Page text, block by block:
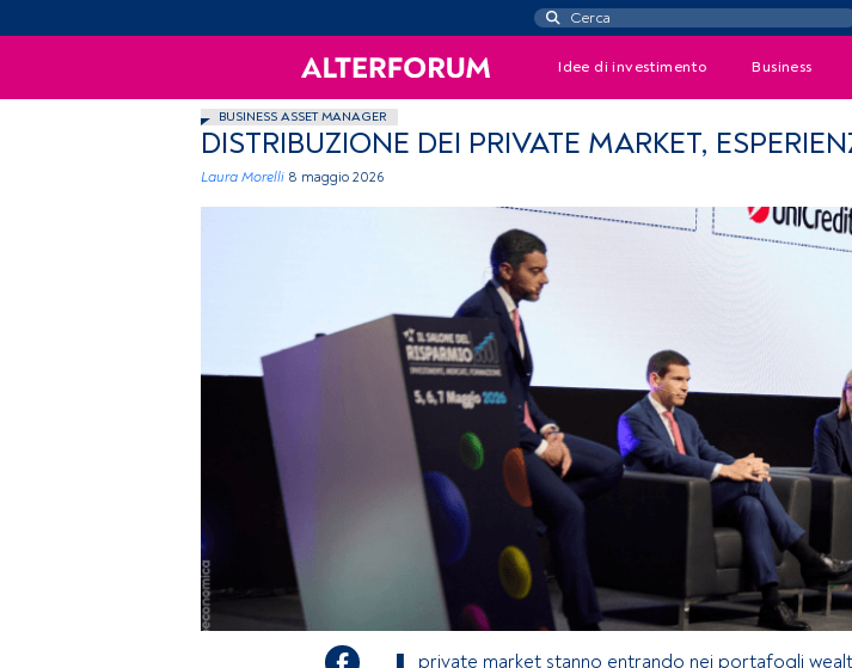
Idee di investimento Business
BUSINESS ASSET MANAGER
DISTRIBUZIONE DEI PRIVATE MARKET,
Laura Morelli 8 maggio 2026
private market stanno entrando nei portafogli